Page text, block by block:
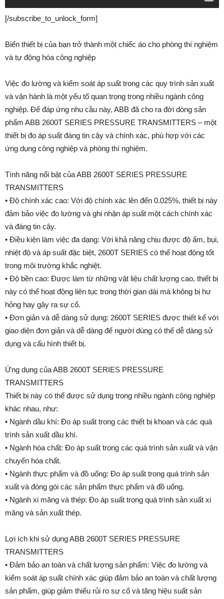
[/subscribe_to_unlock_form]
Biến thiết bị của bạn trở thành một chiếc áo cho phòng thí nghiệm
và tự động hóa công nghiệp
Việc đo lường và kiểm soát áp suất trong các quy trình sản xuất
và vận hành là một yếu tố quan trọng trong nhiều ngành công
nghiệp. Để đáp ứng nhu cầu này, ABB đã cho ra đời dòng sản
phẩm ABB 2600T SERIES PRESSURE TRANSMITTERS – một
thiết bị đo áp suất đáng tin cậy và chính xác, phù hợp với các
ứng dụng công nghiệp và phòng thí nghiệm.
Tính năng nổi bật của ABB 2600T SERIES PRESSURE
TRANSMITTERS
• Độ chính xác cao: Với độ chính xác lên đến 0.025%, thiết bị này
đảm bảo việc đo lường và ghi nhận áp suất một cách chính xác
và đáng tin cậy.
• Điều kiện làm việc đa dạng: Với khả năng chịu được độ ẩm, bụi,
nhiệt độ và áp suất đặc biệt, 2600T SERIES có thể hoạt động tốt
trong môi trường khắc nghiệt.
• Độ bền cao: Được làm từ những vật liệu chất lượng cao, thiết bị
này có thể hoạt động liên tục trong thời gian dài mà không bị hư
hỏng hay gây ra sự cố.
• Đơn giản và dễ dàng sử dụng: 2600T SERIES được thiết kế với
giao diện đơn giản và dễ dàng để người dùng có thể dễ dàng sử
dụng và cấu hình thiết bị.
Ứng dụng của ABB 2600T SERIES PRESSURE
TRANSMITTERS
Thiết bị này có thể được sử dụng trong nhiều ngành công nghiệp
khác nhau, như:
• Ngành dầu khí: Đo áp suất trong các thiết bị khoan và các quá
trình sản xuất dầu khí.
• Ngành hóa chất: Đo áp suất trong các quá trình sản xuất và vận
chuyển hóa chất.
• Ngành thực phẩm và đồ uống: Đo áp suất trong quá trình sản
xuất và đóng gói các sản phẩm thực phẩm và đồ uống.
• Ngành xi măng và thép: Đo áp suất trong quá trình sản xuất xi
măng và sản xuất thép.
Lợi ích khi sử dụng ABB 2600T SERIES PRESSURE
TRANSMITTERS
• Đảm bảo an toàn và chất lượng sản phẩm: Việc đo lường và
kiểm soát áp suất chính xác giúp đảm bảo an toàn và chất lượng
sản phẩm, giúp giảm thiểu rủi ro sự cố và tăng hiệu suất sản